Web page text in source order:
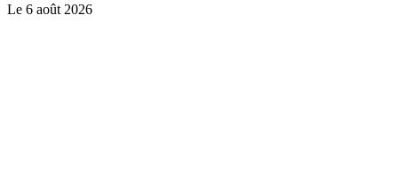
Le 6 août 2026